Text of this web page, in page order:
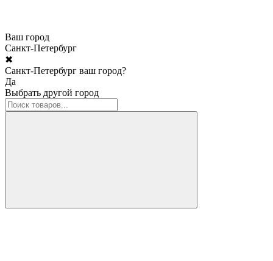
Ваш город
Санкт-Петербург
✖
Санкт-Петербург ваш город?
Да
Выбрать другой город